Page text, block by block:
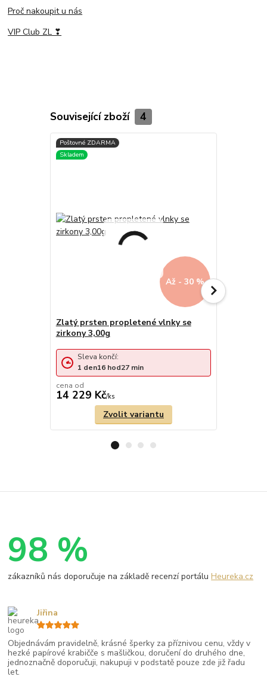
Proč nakoupit u nás
VIP Club ZL ❣
Související zboží 4
Až - 30 %
Zlatý prsten propletené vlnky se
zirkony 3,00g
cena od
14 229 Kč/ks
Sleva končí:
1 den16 hod27 min
Zvolit variantu
98 %
zákazníků nás doporučuje na základě recenzí portáluHeureka.cz
Objednávám pravidelně, krásné šperky za příznivou cenu, vždy v
hezké papírové krabičče s mašličkou, doručení do druhého dne,
jednoznačně doporučuji, nakupuji v podstatě pouze zde již řadu
let.
Jiřina